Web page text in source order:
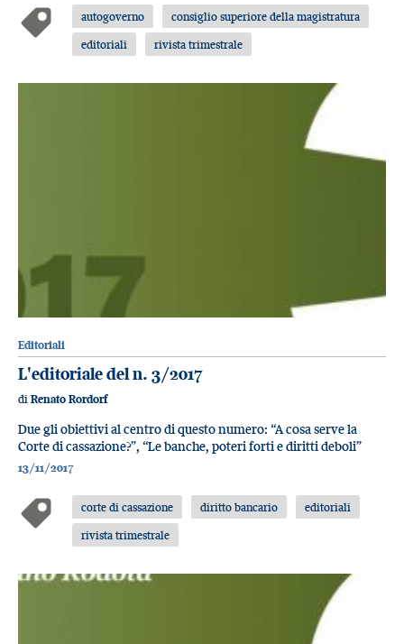
autogoverno
consiglio superiore della magistratura
editoriali
rivista trimestrale
Editoriali
L'editoriale del n. 3/2017
di Renato Rordorf
Due gli obiettivi al centro di questo numero: “A cosa serve la
Corte di cassazione?”, “Le banche, poteri forti e diritti deboli”
13/11/2017
corte di cassazione diritto bancario
editoriali
rivista trimestrale